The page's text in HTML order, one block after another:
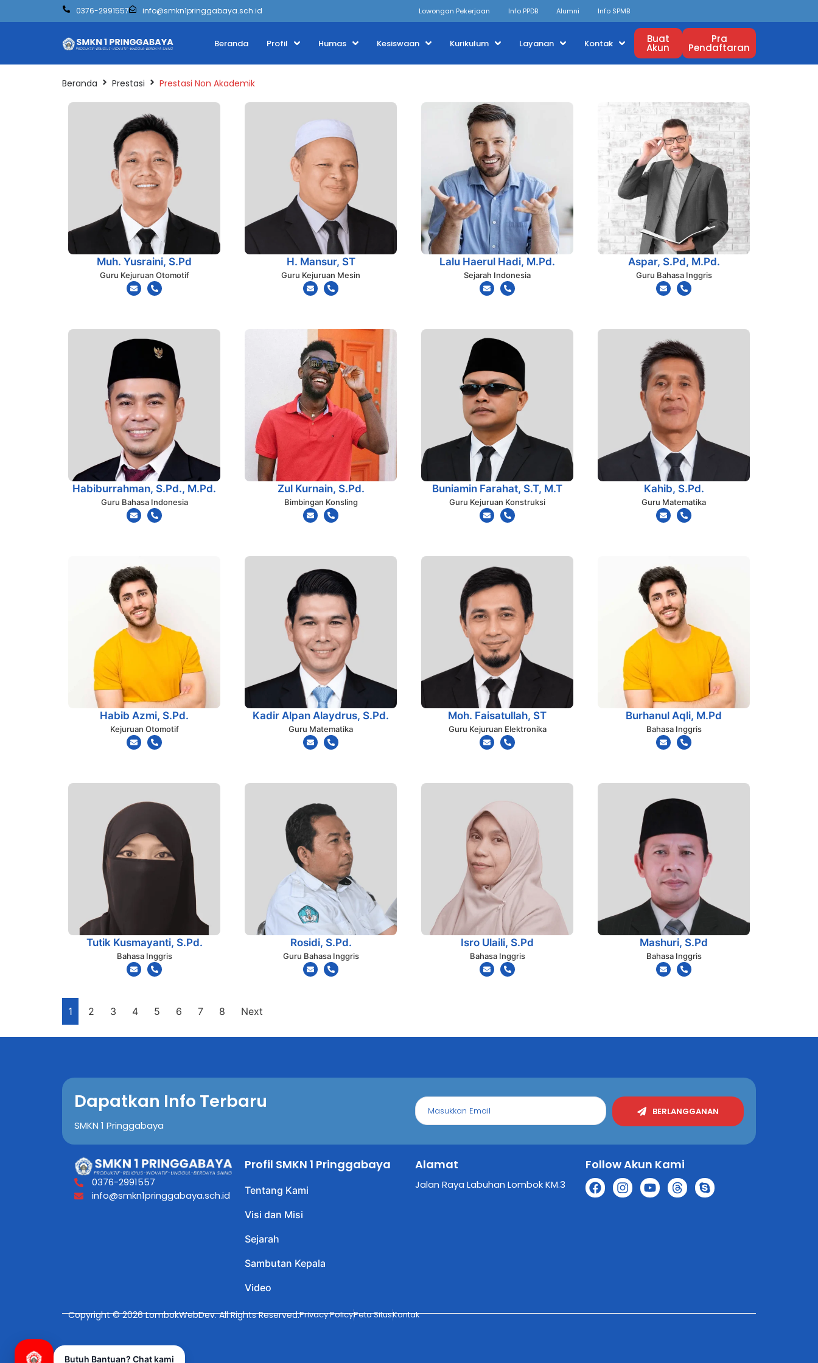
0376-2991557 info@smkn1pringgabaya.sch.id Lowongan Pekerjaan Info PPDB Alumni Info SPMB
Beranda Profil Humas Kesiswaan Kurikulum Layanan Kontak Buat
Akun
Pra
Pendaftaran
Beranda Prestasi Prestasi Non Akademik
Muh. Yusraini, S.Pd
Guru Kejuruan Otomotif
H. Mansur, ST
Guru Kejuruan Mesin
Lalu Haerul Hadi, M.Pd.
Sejarah Indonesia
Aspar, S.Pd, M.Pd.
Guru Bahasa Inggris
Habiburrahman, S.Pd., M.Pd.
Guru Bahasa Indonesia
Zul Kurnain, S.Pd.
Bimbingan Konsling
Buniamin Farahat, S.T, M.T
Guru Kejuruan Konstruksi
Kahib, S.Pd.
Guru Matematika
Habib Azmi, S.Pd.
Kejuruan Otomotif
Kadir Alpan Alaydrus, S.Pd.
Guru Matematika
Moh. Faisatullah, ST
Guru Kejuruan Elektronika
Burhanul Aqli, M.Pd
Bahasa Inggris
Tutik Kusmayanti, S.Pd.
Bahasa Inggris
Rosidi, S.Pd.
Guru Bahasa Inggris
Isro Ulaili, S.Pd
Bahasa Inggris
Mashuri, S.Pd
Bahasa Inggris
1 2 3 4 5 6 7 8 Next
Dapatkan Info Terbaru
SMKN 1 Pringgabaya
BERLANGGANAN
0376-2991557
info@smkn1pringgabaya.sch.id
Profil SMKN 1 Pringgabaya
Tentang Kami
Visi dan Misi
Sejarah
Sambutan Kepala
Video
Alamat
Jalan Raya Labuhan Lombok KM.3
Follow Akun Kami
Copyright © 2026 LombokWebDev. All Rights Reserved.Privacy PolicyPeta SitusKontak
Butuh Bantuan? Chat kami